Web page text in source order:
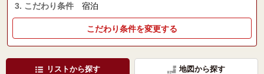
3. こだわり条件 宿泊
こだわり条件を変更する
リストから探す 地図から探す